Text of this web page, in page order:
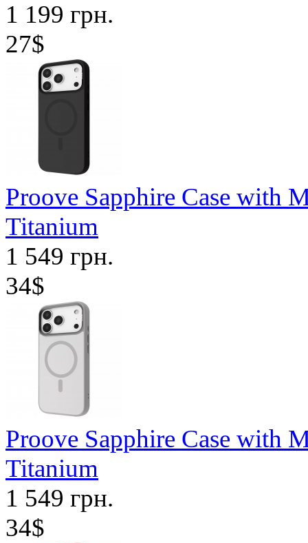
1 199 грн.
27$
Proove Sapphire Case with
Titanium
1 549 грн.
34$
Proove Sapphire Case with
Titanium
1 549 грн.
34$